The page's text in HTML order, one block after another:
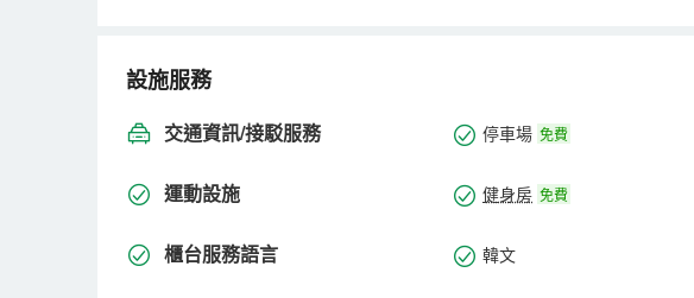
設施服務
交通資訊/接駁服務 停車場 免費
運動設施 健身房 免費
櫃台服務語言 韓文